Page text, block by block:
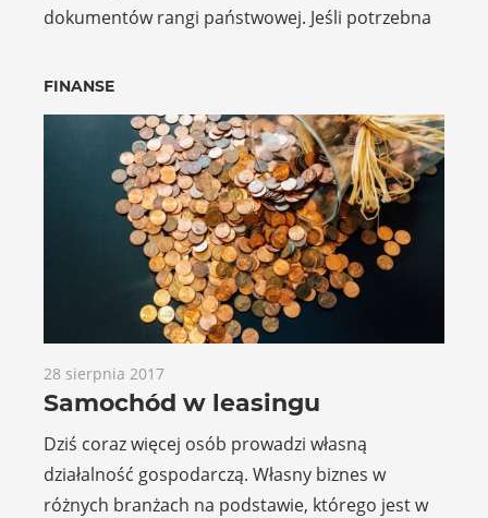
dokumentów rangi państwowej. Jeśli potrzebna
FINANSE
28 sierpnia 2017
Samochód w leasingu
Dziś coraz więcej osób prowadzi własną
działalność gospodarczą. Własny biznes w
różnych branżach na podstawie, którego jest w